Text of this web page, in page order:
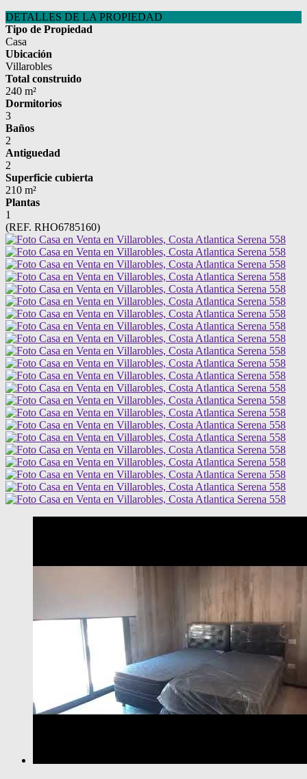
DETALLES DE LA PROPIEDAD
Tipo de Propiedad
Casa
Ubicación
Villarobles
Total construido
240 m²
Dormitorios
3
Baños
2
Antiguedad
2
Superficie cubierta
210 m²
Plantas
1
(REF. RHO6785160)